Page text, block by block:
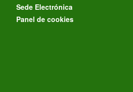
Sede Electrónica
Panel de cookies